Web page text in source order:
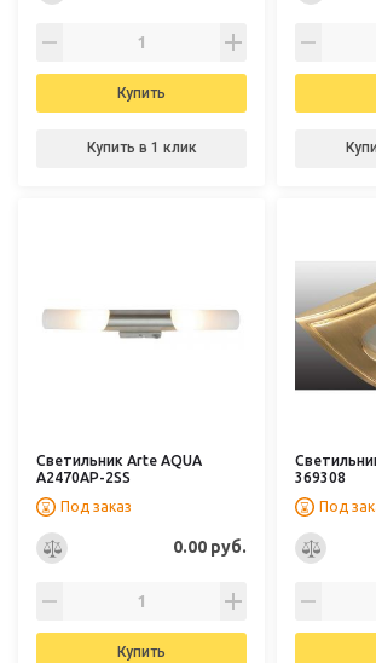
Купить
Купить в 1 клик
Светильник Arte AQUA
A2470AP-2SS
Под заказ
0.00 руб.
Купить
369308
Под